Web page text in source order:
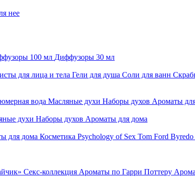
нее
100 мл Диффузоры 30 мл
для лица и тела Гели для душа Соли для ванн
вода Масляные духи Наборы духов Ароматы
духи Наборы духов Ароматы для дома
для дома Косметика Psychology of Sex Tom Ford Byredo
Секс-коллекция Ароматы по Гарри Поттеру